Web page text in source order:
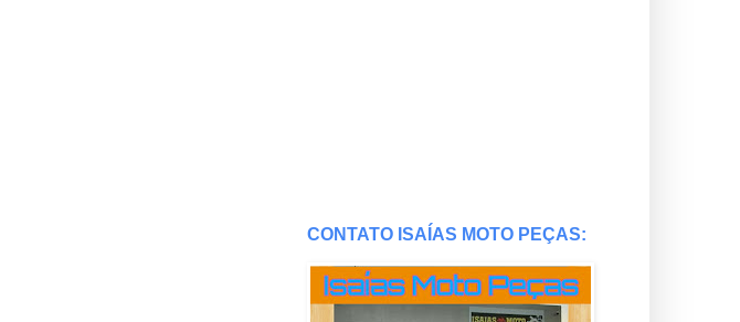
CONTATO ISAÍAS MOTO PEÇAS: